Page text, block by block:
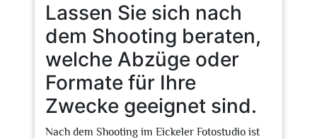
Lassen Sie sich nach
dem Shooting beraten,
welche Abzüge oder
Formate für Ihre
Zwecke geeignet sind.
Nach dem Shooting im Eickeler Fotostudio ist